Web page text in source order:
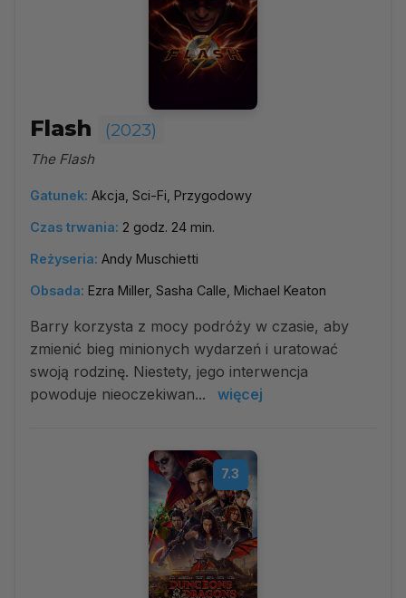
Flash (2023)
The Flash
Gatunek: Akcja, Sci-Fi, Przygodowy
Czas trwania: 2 godz. 24 min.
Reżyseria: Andy Muschietti
Obsada: Ezra Miller, Sasha Calle, Michael Keaton
Barry korzysta z mocy podróży w czasie, aby
zmienić bieg minionych wydarzeń i uratować
swoją rodzinę. Niestety, jego interwencja
powoduje nieoczekiwan...
więcej
7.3